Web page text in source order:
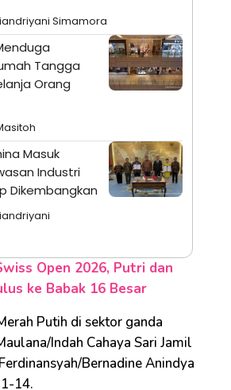
Simamora
Tangga
Orang
Masuk
Industri
Dikembangkan
Open 2026, Putri dan
ke Babak 16 Besar
Putih di sektor ganda
Indah Cahaya Sari Jamil
Bernadine Anindya
14.